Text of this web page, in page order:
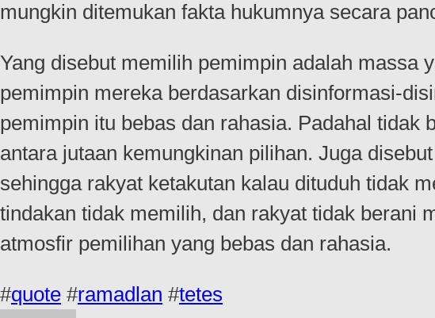
mungkin ditemukan fakta hukumnya secara
Yang disebut memilih pemimpin adalah massa
pemimpin mereka berdasarkan disinformasi-
pemimpin itu bebas dan rahasia. Padahal tidak
antara jutaan kemungkinan pilihan. Juga
sehingga rakyat ketakutan kalau dituduh tidak
tindakan tidak memilih, dan rakyat tidak berani
atmosfir pemilihan yang bebas dan rahasia.
#quote #ramadlan #tetes